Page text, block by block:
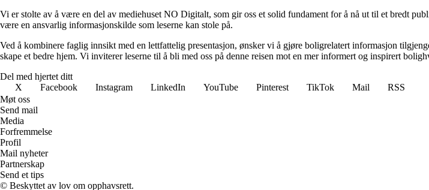
Vi er stolte av å være en del av mediehuset NO Digitalt, som gir oss et solid fundament for å nå ut til et bredt
være en ansvarlig informasjonskilde som leserne kan stole på.
Ved å kombinere faglig innsikt med en lettfattelig presentasjon, ønsker vi å gjøre boligrelatert informasjon
skape et bedre hjem. Vi inviterer leserne til å bli med oss på denne reisen mot en mer informert og inspirert
Del med hjertet ditt
X
Facebook Instagram LinkedIn YouTube Pinterest TikTok Mail
RSS
Møt oss
Send mail
Media
Forfremmelse
Profil
Mail nyheter
Partnerskap
Send et tips
© Beskyttet av lov om opphavsrett.